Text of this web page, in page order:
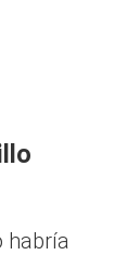
habría